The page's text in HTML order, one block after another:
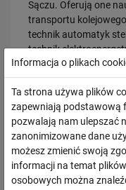
Sączu. Oferują one
transportu
technik automatyk
technik
o profilu kolejowym
roku planowane jest
Stypendystom, po
zatrudnienie.
szkolnictwa
praktyczne było
pracodawcą. PKP
placówki w
m.in. przy
Dobre zmiany dla
drogowy
PRZECZYTAJ
30.07.2026
Informacja o plikach
Ta strona używa plików
zapewniają podstawową
pozwalają nam ulepszać
zanonimizowane dane
możesz zmienić swoją
informacji na temat
osobowych można